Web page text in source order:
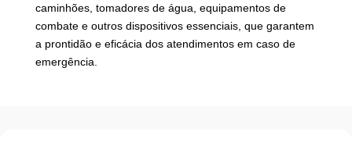
caminhões, tomadores de água, equipamentos de
combate e outros dispositivos essenciais, que garantem
a prontidão e eficácia dos atendimentos em caso de
emergência.